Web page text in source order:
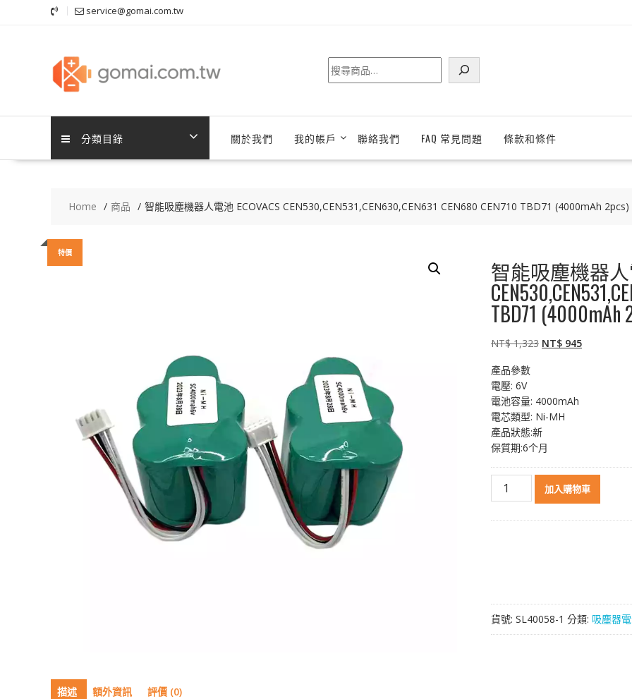
service@gomai.com.tw
搜
尋
分類目錄 關於我們 我的帳戶 聯絡我們 FAQ 常見問題 條款和條件
Home 商品 智能吸塵機器人電池 ECOVACS CEN530,CEN531,CEN630,CEN631 CEN680 CEN710 TBD71 (4000mAh 2pcs)
特價
智能吸塵機器人
TBD71 (4000mAh
NT$1,323 原
NT$ 1,323。
NT$ 945目
產品參數
電壓: 6V
電池容量: 4000mAh
電芯類型: Ni-MH
產品狀態:新
保質期:6个月
池
ECOVACS
加入購物車
貨號: SL40058-1 分類: 吸塵器
描述 額外資訊 評價 (0)